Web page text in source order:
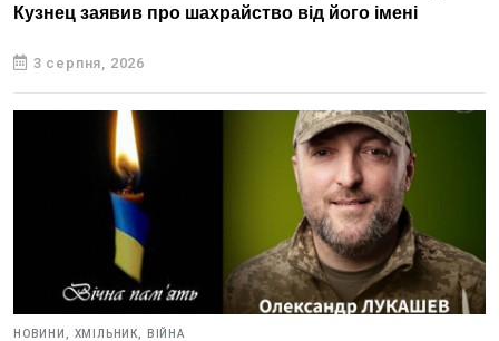
Кузнец заявив про шахрайство від його імені
3 серпня, 2026
НОВИНИ, ХМІЛЬНИК, ВІЙНА